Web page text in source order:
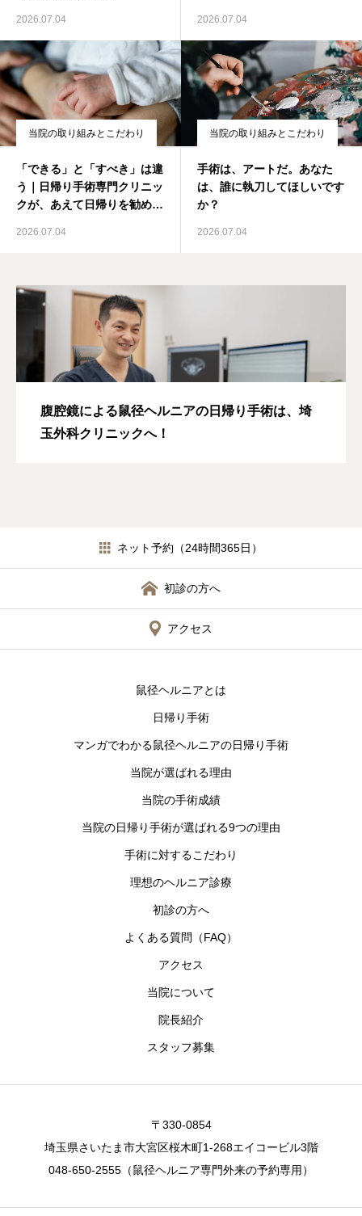
2026.07.04 2026.07.04
当院の取り組みとこだわり
「できる」と「すべき」は違
う｜日帰り手術専門クリニッ
クが、あえて日帰りを勧めな
2026.07.04
当院の取り組みとこだわり
手術は、アートだ。あなた
は、誰に執刀してほしいです
か？
2026.07.04
腹腔鏡による鼠径ヘルニアの日帰り手術は、埼
玉外科クリニックへ！
ネット予約（24時間365日）
初診の方へ
アクセス
鼠径ヘルニアとは
日帰り手術
マンガでわかる鼠径ヘルニアの日帰り手術
当院が選ばれる理由
当院の手術成績
当院の日帰り手術が選ばれる9つの理由
手術に対するこだわり
理想のヘルニア診療
初診の方へ
よくある質問（FAQ）
アクセス
当院について
院長紹介
スタッフ募集
〒330-0854
埼玉県さいたま市大宮区桜木町1-268エイコービル3階
048-650-2555（鼠径ヘルニア専門外来の予約専用）